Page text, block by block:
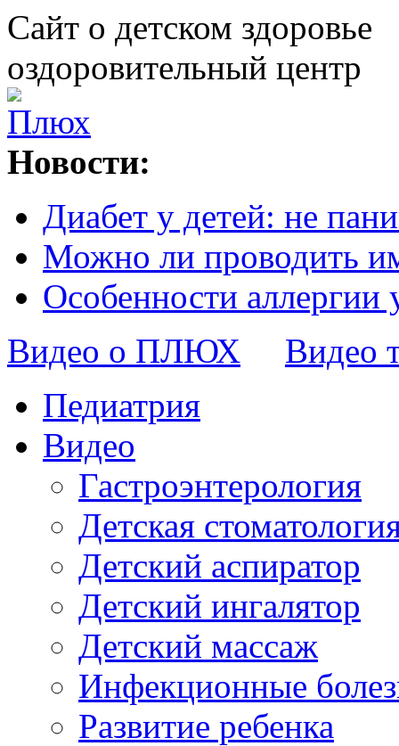
Сайт о детском здоровье
оздоровительный центр
Новости:
Диабет у детей: не
Можно ли проводить
Особенности аллергии
Видео о ПЛЮХ
Видео
Педиатрия
Видео
Гастроэнтерология
Детская
Детский аспиратор
Детский ингалятор
Детский массаж
Инфекционные
Развитие ребенка